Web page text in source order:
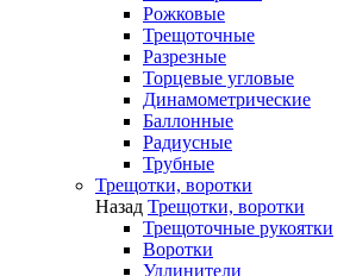
Рожковые
Трещоточные
Разрезные
Торцевые угловые
Динамометрические
Баллонные
Радиусные
Трубные
Трещотки, воротки
Назад Трещотки, воротки
Трещоточные рукоятки
Воротки
Удлинители